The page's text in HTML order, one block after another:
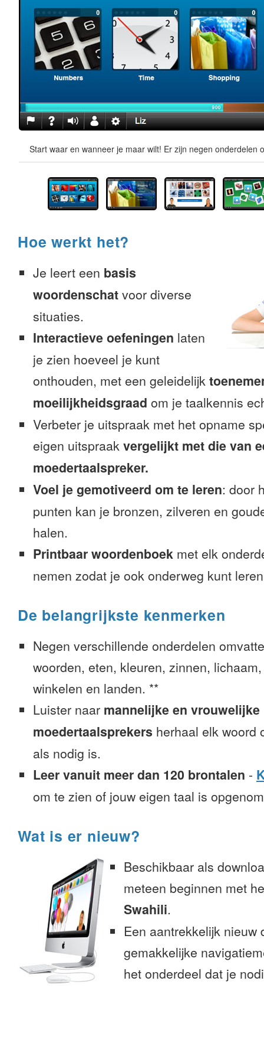
Start waar en wanneer je maar wilt! Er zijn negen onderdelen
Hoe werkt het?
Je leert een basis
woordenschat voor diverse
situaties.
Interactieve oefeningen laten
je zien hoeveel je kunt
onthouden, met een geleidelijk
moeilijkheidsgraad om je taalkennis
Verbeter je uitspraak met het opname
eigen uitspraak vergelijkt met die van
moedertaalspreker.
Voel je gemotiveerd om te leren: door
punten kan je bronzen, zilveren en
halen.
Printbaar woordenboek met elk
nemen zodat je ook onderweg kunt
De belangrijkste kenmerken
Negen verschillende onderdelen
woorden, eten, kleuren, zinnen,
winkelen en landen. **
Luister naar mannelijke en vrouwelijke
moedertaalsprekers herhaal elk woord
als nodig is.
Leer vanuit meer dan 120 brontalen -
om te zien of jouw eigen taal is
Wat is er nieuw?
Beschikbaar als
meteen beginnen met
Swahili.
Een aantrekkelijk nieuw
gemakkelijke
het onderdeel dat je